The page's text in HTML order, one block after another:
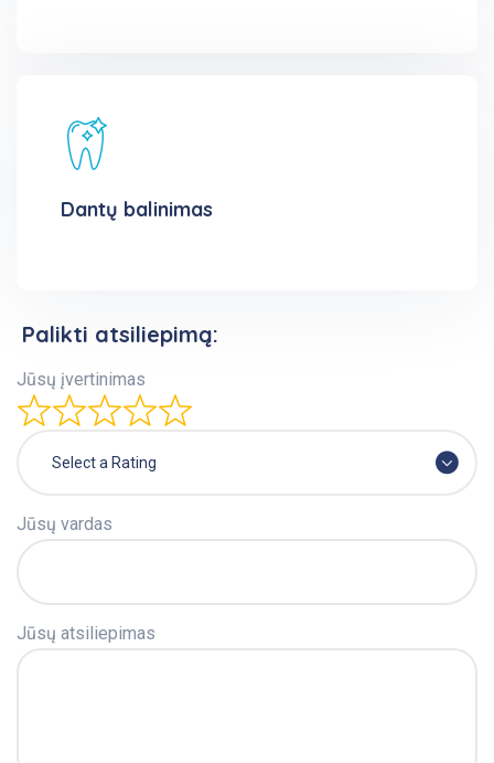
Dantų balinimas
Palikti atsiliepimą:
Jūsų įvertinimas
Select a Rating
Jūsų vardas
Jūsų atsiliepimas